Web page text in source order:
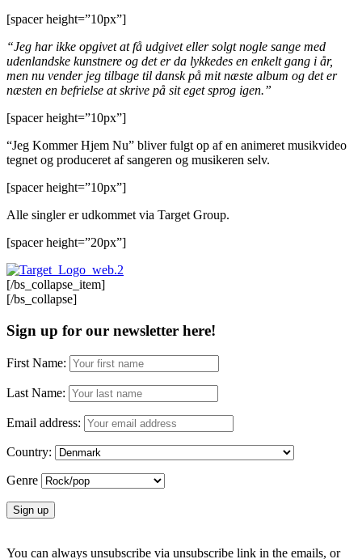
[spacer height=”10px”]
“Jeg har ikke opgivet at få udgivet eller solgt nogle sange med
udenlandske kunstnere og det er da lykkedes en enkelt gang i år,
men nu vender jeg tilbage til dansk på mit næste album og det er
næsten en befrielse at skrive på sit eget sprog igen.”
[spacer height=”10px”]
“Jeg Kommer Hjem Nu” bliver fulgt op af en animeret musikvideo
tegnet og produceret af sangeren og musikeren selv.
[spacer height=”10px”]
Alle singler er udkommet via Target Group.
[spacer height=”20px”]
[/bs_collapse_item]
[/bs_collapse]
Sign up for our newsletter here!
First Name:
Last Name:
Email address:
Country:
Genre
You can always unsubscribe via unsubscribe link in the emails, or